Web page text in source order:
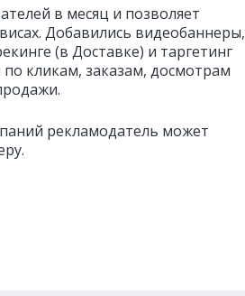
в месяц и позволяет
Добавились видеобаннеры,
(в Доставке) и таргетинг
кликам, заказам, досмотрам
рекламодатель может